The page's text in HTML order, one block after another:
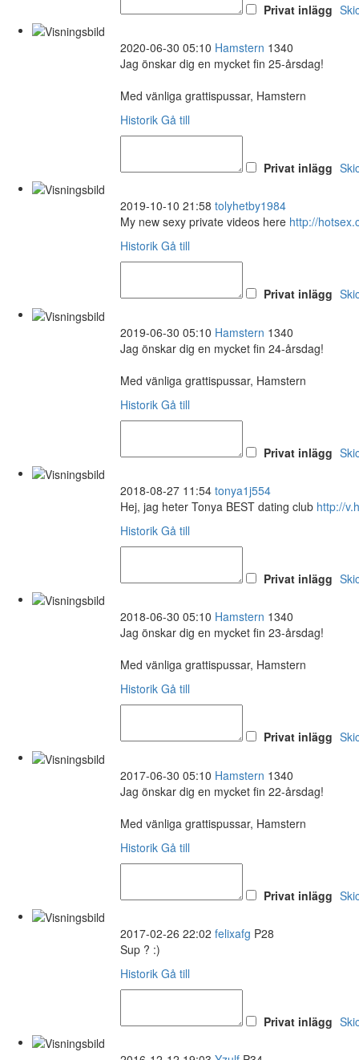
Privat inlägg
2020-06-30 05:10 Hamstern 1340
Jag önskar dig en mycket fin 25-årsdag!
Med vänliga grattispussar, Hamstern
Historik Gå till
Privat inlägg
2019-10-10 21:58 tolyhetby1984
My new sexy private videos here http://
Historik Gå till
Privat inlägg
2019-06-30 05:10 Hamstern 1340
Jag önskar dig en mycket fin 24-årsdag!
Med vänliga grattispussar, Hamstern
Historik Gå till
Privat inlägg
2018-08-27 11:54 tonya1j554
Hej, jag heter Tonya BEST dating club http://
Historik Gå till
Privat inlägg
2018-06-30 05:10 Hamstern 1340
Jag önskar dig en mycket fin 23-årsdag!
Med vänliga grattispussar, Hamstern
Historik Gå till
Privat inlägg
2017-06-30 05:10 Hamstern 1340
Jag önskar dig en mycket fin 22-årsdag!
Med vänliga grattispussar, Hamstern
Historik Gå till
Privat inlägg
2017-02-26 22:02 felixafg P28
Sup ? :)
Historik Gå till
Privat inlägg